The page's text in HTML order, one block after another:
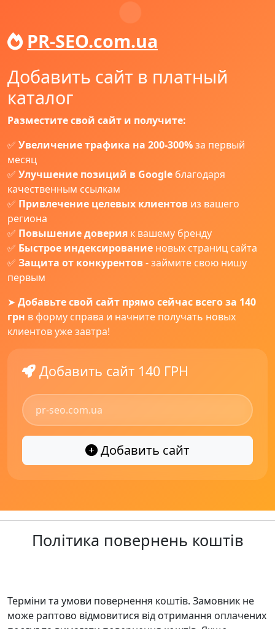
PR-SEO.com.ua
Добавить сайт в платный
каталог
Разместите свой сайт и получите:
✅ Увеличение трафика на 200-300%за первый
месяц
✅ Улучшение позиций в Google благодаря
качественным ссылкам
✅ Привлечение целевых клиентов из вашего
региона
✅ Повышение доверия к вашему бренду
✅ Быстрое индексирование новых страниц сайта
✅ Защита от конкурентов- займите свою нишу
первым
➤ Добавьте свой сайт прямо сейчас всего за 140
грн в форму справа и начните получать новых
клиентов уже завтра!
Добавить сайт 140 ГРН
Добавить сайт
Політика повернень коштів
Терміни та умови повернення коштів. Замовник не
може раптово відмовитися від отримання оплачених